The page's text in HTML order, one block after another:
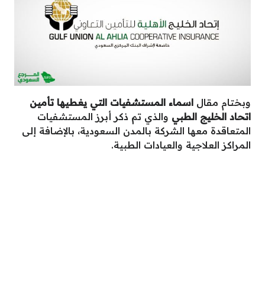
وبختام مقال اسماء المستشفيات التي يغطيها تأمين
اتحاد الخليج الطبي والذي تم ذكر أبرز المستشفيات
المتعاقدة معها الشركة بالمدن السعودية، بالإضافة إلى
المراكز العلاجية والعيادات الطبية.